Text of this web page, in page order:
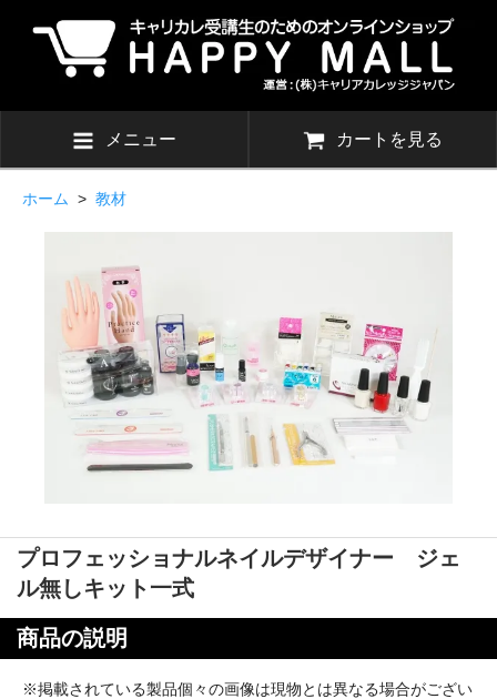
メニュー カートを見る
ホーム > 教材
プロフェッショナルネイルデザイナー ジェ
ル無しキット一式
商品の説明
※掲載されている製品個々の画像は現物とは異なる場合がござい